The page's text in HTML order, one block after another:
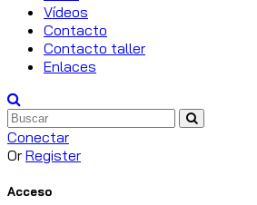
Vídeos
Contacto
Contacto taller
Enlaces
Conectar
Or Register
Acceso